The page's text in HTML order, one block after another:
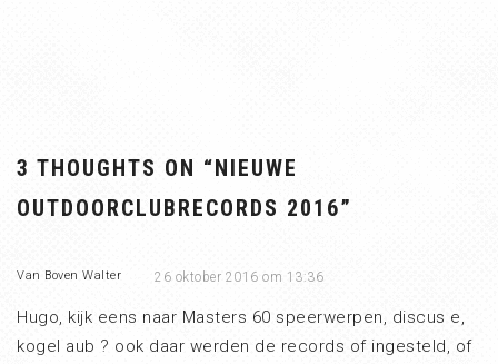
3 THOUGHTS ON “NIEUWE
OUTDOORCLUBRECORDS 2016”
Van Boven Walter 26 oktober 2016 om 13:36
Hugo, kijk eens naar Masters 60 speerwerpen, discus e,
kogel aub ? ook daar werden de records of ingesteld, of